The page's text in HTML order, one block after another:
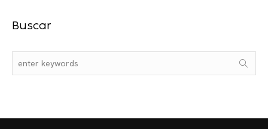
Buscar